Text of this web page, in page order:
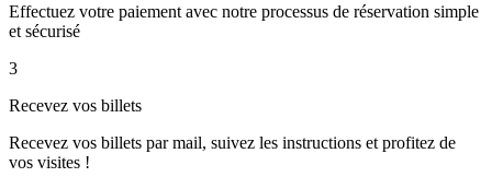
Effectuez votre paiement avec notre processus de réservation simple
et sécurisé
3
Recevez vos billets
Recevez vos billets par mail, suivez les instructions et profitez de
vos visites !